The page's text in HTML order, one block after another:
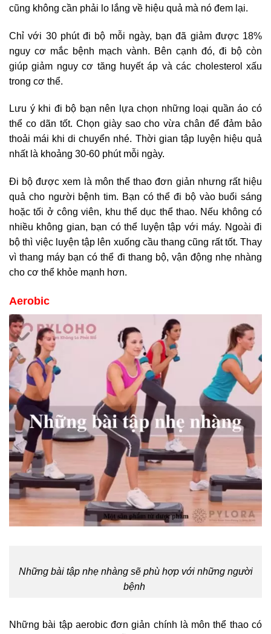
cũng không cần phải lo lắng về hiệu quả mà nó đem lại.
Chỉ với 30 phút đi bộ mỗi ngày, bạn đã giảm được 18%
nguy cơ mắc bệnh mạch vành. Bên cạnh đó, đi bộ còn
giúp giảm nguy cơ tăng huyết áp và các cholesterol xấu
trong cơ thể.
Lưu ý khi đi bộ bạn nên lựa chọn những loại quần áo có
thể co dãn tốt. Chọn giày sao cho vừa chân để đảm bảo
thoải mái khi di chuyển nhé. Thời gian tập luyện hiệu quả
nhất là khoảng 30-60 phút mỗi ngày.
Đi bộ được xem là môn thể thao đơn giản nhưng rất hiệu
quả cho người bệnh tim. Bạn có thể đi bộ vào buổi sáng
hoặc tối ở công viên, khu thể dục thể thao. Nếu không có
nhiều không gian, bạn có thể luyện tập với máy. Ngoài đi
bộ thì việc luyện tập lên xuống cầu thang cũng rất tốt. Thay
vì thang máy bạn có thể đi thang bộ, vận động nhẹ nhàng
cho cơ thể khỏe mạnh hơn.
Aerobic
Những bài tập nhẹ nhàng sẽ phù hợp với những người
bệnh
Những bài tập aerobic đơn giản chính là môn thể thao có